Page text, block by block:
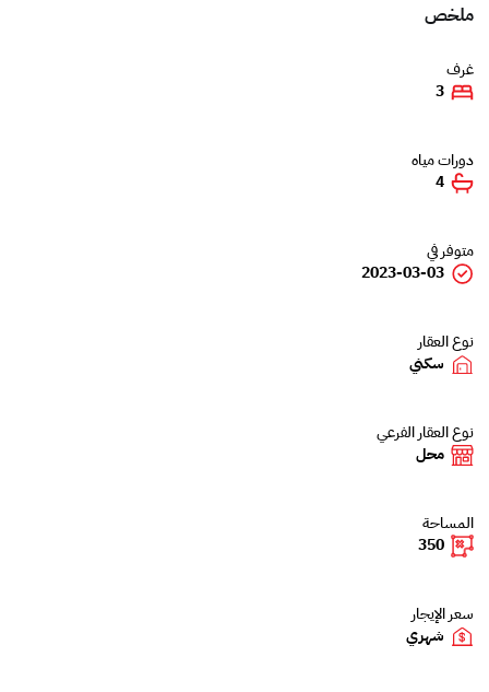
ملخص
غرف
3
دورات مياه
4
متوفر في
2023-03-03
نوع العقار
سكني
نوع العقار الفرعي
محل
المساحة
350
سعر الإيجار
شهري